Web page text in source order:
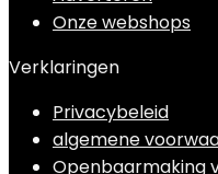
Onze webshops
Verklaringen
Privacybeleid
algemene
Openbaarmaking